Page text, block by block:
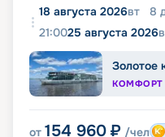
18 августа 2026вт 8
21:0025 августа 2026
Золотое
КОМФОРТ
от 154 960 ₽ /чел